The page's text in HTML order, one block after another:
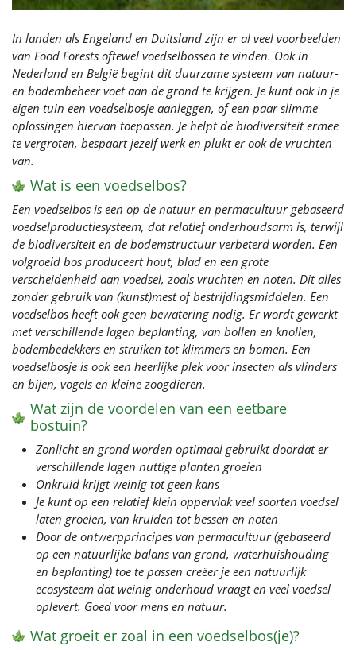
In landen als Engeland en Duitsland zijn er al veel voorbeelden
van Food Forests oftewel voedselbossen te vinden. Ook in
Nederland en België begint dit duurzame systeem van natuur-
en bodembeheer voet aan de grond te krijgen. Je kunt ook in je
eigen tuin een voedselbosje aanleggen, of een paar slimme
oplossingen hiervan toepassen. Je helpt de biodiversiteit ermee
te vergroten, bespaart jezelf werk en plukt er ook de vruchten
van.
Wat is een voedselbos?
Een voedselbos is een op de natuur en permacultuur gebaseerd
voedselproductiesysteem, dat relatief onderhoudsarm is, terwijl
de biodiversiteit en de bodemstructuur verbeterd worden. Een
volgroeid bos produceert hout, blad en een grote
verscheidenheid aan voedsel, zoals vruchten en noten. Dit alles
zonder gebruik van (kunst)mest of bestrijdingsmiddelen. Een
voedselbos heeft ook geen bewatering nodig. Er wordt gewerkt
met verschillende lagen beplanting, van bollen en knollen,
bodembedekkers en struiken tot klimmers en bomen. Een
voedselbosje is ook een heerlijke plek voor insecten als vlinders
en bijen, vogels en kleine zoogdieren.
Wat zijn de voordelen van een eetbare
bostuin?
Zonlicht en grond worden optimaal gebruikt doordat er
verschillende lagen nuttige planten groeien
Onkruid krijgt weinig tot geen kans
Je kunt op een relatief klein oppervlak veel soorten voedsel
laten groeien, van kruiden tot bessen en noten
Door de ontwerpprincipes van permacultuur (gebaseerd
op een natuurlijke balans van grond, waterhuishouding
en beplanting) toe te passen creëer je een natuurlijk
ecosysteem dat weinig onderhoud vraagt en veel voedsel
oplevert. Goed voor mens en natuur.
Wat groeit er zoal in een voedselbos(je)?